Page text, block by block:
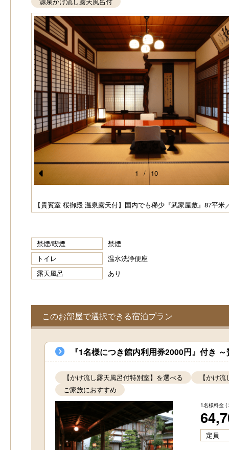
Pr
e
vi
u
s
【貴賓室 桜御殿 温泉露天付】国内でも稀少『武家屋敷』87平米
1 / 10
禁煙/喫煙
禁煙
トイレ
温水洗浄便座
露天風呂
あり
このお部屋で選択できる宿泊プラン
『1名様につき館内利用券2000円』付き
【かけ流し露天風呂付特別室】を選べる
【かけ
ご家族におすすめ
1名様料金 (
定員